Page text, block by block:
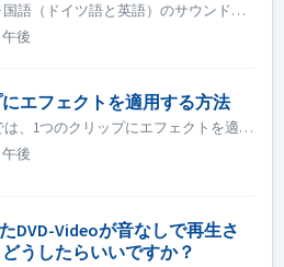
質問: オリジナルの2ヶ国語（ドイツ語と英語）のサウンドトラックが収録されている映画がいくつかあります。 しかし、2つ目の音声トラックをDVDに入れることができず、1つ目の音声トラック（ドイツ語）しか作成されません。 回答: DVD作成時に選択できるオーディオトラック（言語）は1つのみで、複数の言語には対...
午後
エフェクトを適用する方法
エクスプレスモードでは、1つのクリップにエフェクトを適用した後、「エクスプレス・エフェクト・コントロール」を開き、「すべてのクリップまたはピクチャに適用」を有効にします。
午後
DVD-Videoが音なしで再生さ
うしたらいいですか？